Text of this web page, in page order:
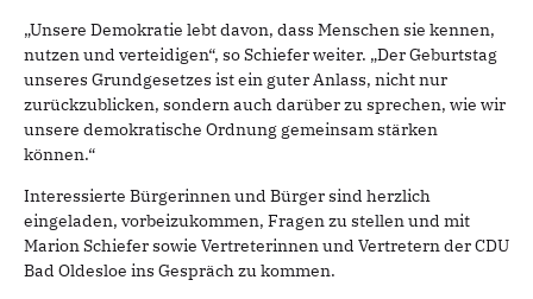
„Unsere Demokratie lebt davon, dass Menschen sie kennen,
nutzen und verteidigen“, so Schiefer weiter. „Der Geburtstag
unseres Grundgesetzes ist ein guter Anlass, nicht nur
zurückzublicken, sondern auch darüber zu sprechen, wie wir
unsere demokratische Ordnung gemeinsam stärken
können.“
Interessierte Bürgerinnen und Bürger sind herzlich
eingeladen, vorbeizukommen, Fragen zu stellen und mit
Marion Schiefer sowie Vertreterinnen und Vertretern der CDU
Bad Oldesloe ins Gespräch zu kommen.